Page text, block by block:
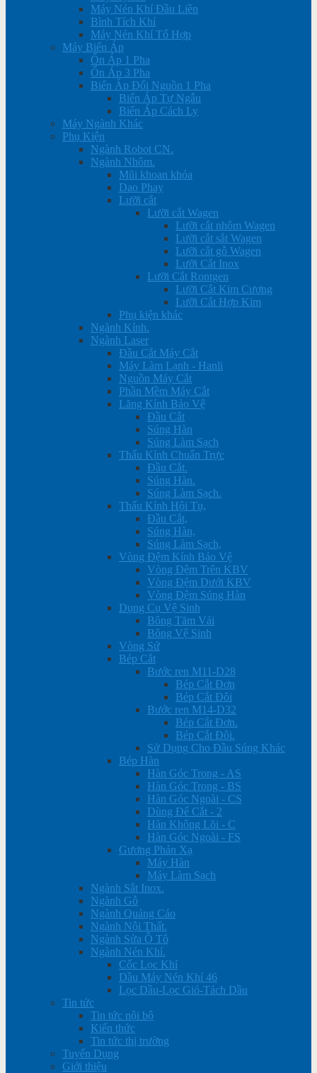
Máy Nén Khí Đầu Liền
Bình Tích Khí
Máy Nén Khí Tổ Hợp
Máy Biến Áp
Ổn Áp 1 Pha
Ổn Áp 3 Pha
Biến Áp Đổi Nguồn 1 Pha
Biến Áp Tự Ngẫu
Biến Áp Cách Ly
Máy Ngành Khác
Phụ Kiện
Ngành Robot CN.
Ngành Nhôm.
Mũi khoan khóa
Dao Phay
Lưỡi cắt
Lưỡi cắt Wagen
Lưỡi cắt nhôm Wagen
Lưỡi cắt sắt Wagen
Lưỡi cắt gỗ Wagen
Lưỡi Cắt Inox
Lưỡi Cắt Rontgen
Lưỡi Cắt Kim Cương
Lưỡi Cắt Hợp Kim
Phụ kiện khác
Ngành Kính.
Ngành Laser
Đầu Cắt Máy Cắt
Máy Làm Lạnh - Hanli
Nguồn Máy Cắt
Phần Mềm Máy Cắt
Lăng Kính Bảo Vệ
Đầu Cắt
Súng Hàn
Súng Làm Sạch
Thấu Kính Chuẩn Trực
Đầu Cắt.
Súng Hàn.
Súng Làm Sạch.
Thấu Kính Hội Tụ,
Đầu Cắt,
Súng Hàn,
Súng Làm Sạch,
Vòng Đệm Kính Bảo Vệ
Vòng Đệm Trên KBV
Vòng Đệm Dưới KBV
Vòng Đệm Súng Hàn
Dụng Cụ Vệ Sinh
Bông Tăm Vải
Bông Vệ Sinh
Vòng Sứ
Bép Cắt
Bước ren M11-D28
Bép Cắt Đơn
Bép Cắt Đôi
Bước ren M14-D32
Bép Cắt Đơn.
Bép Cắt Đôi.
Sử Dụng Cho Đầu Súng Khác
Bép Hàn
Hàn Góc Trong - AS
Hàn Góc Trong - BS
Hàn Góc Ngoài - CS
Dùng Để Cắt - 2
Hàn Không Lõi - C
Hàn Góc Ngoài - FS
Gương Phản Xạ
Máy Hàn
Máy Làm Sạch
Ngành Sắt Inox.
Ngành Gỗ
Ngành Quảng Cáo
Ngành Nội Thất.
Ngành Sửa Ô Tô
Ngành Nén Khí.
Cốc Lọc Khí
Dầu Máy Nén Khí 46
Lọc Dầu-Lọc Gió-Tách Dầu
Tin tức
Tin tức nội bộ
Kiến thức
Tin tức thị trường
Tuyển Dụng
Giới thiệu